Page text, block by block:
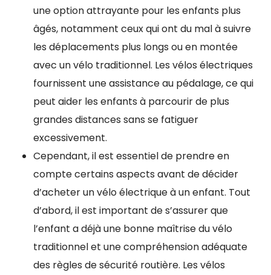
une option attrayante pour les enfants plus
âgés, notamment ceux qui ont du mal à suivre
les déplacements plus longs ou en montée
avec un vélo traditionnel. Les vélos électriques
fournissent une assistance au pédalage, ce qui
peut aider les enfants à parcourir de plus
grandes distances sans se fatiguer
excessivement.
Cependant, il est essentiel de prendre en
compte certains aspects avant de décider
d’acheter un vélo électrique à un enfant. Tout
d’abord, il est important de s’assurer que
l’enfant a déjà une bonne maîtrise du vélo
traditionnel et une compréhension adéquate
des règles de sécurité routière. Les vélos